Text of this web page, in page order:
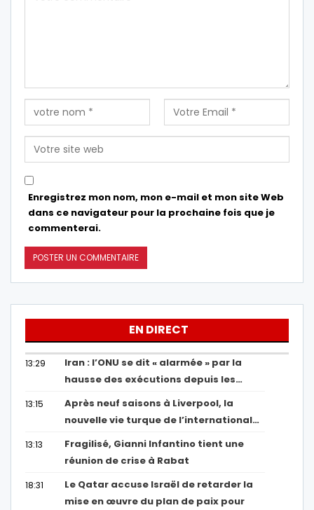
Enregistrez mon nom, mon e-mail et mon site Web
dans ce navigateur pour la prochaine fois que je
commenterai.
EN DIRECT
13:29
Iran : l’ONU se dit « alarmée » par la
hausse des exécutions depuis les…
13:15
Après neuf saisons à Liverpool, la
nouvelle vie turque de l’international…
13:13
Fragilisé, Gianni Infantino tient une
réunion de crise à Rabat
18:31
Le Qatar accuse Israël de retarder la
mise en œuvre du plan de paix pour